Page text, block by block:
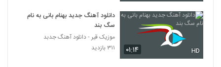
3662
۳۰۵ بازدید
3663
Amir Rashidan Divonehtar
۲۷۳ بازدید
۰۱:۱۴ HD
دانلود آهنگ جدید بهنام بانی به نام
سگ بند
موزیک قیر - دانلود آهنگ جدبد
۳۱۱ بازدید